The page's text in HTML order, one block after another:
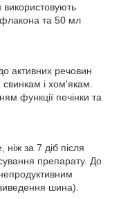
використовують
флакона та 50 мл
активних речовин
і хом'якам.
функції печінки та
за 7 діб після
препарату. До
шина).